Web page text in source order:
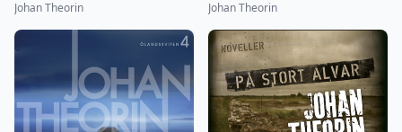
Johan Theorin Johan Theorin